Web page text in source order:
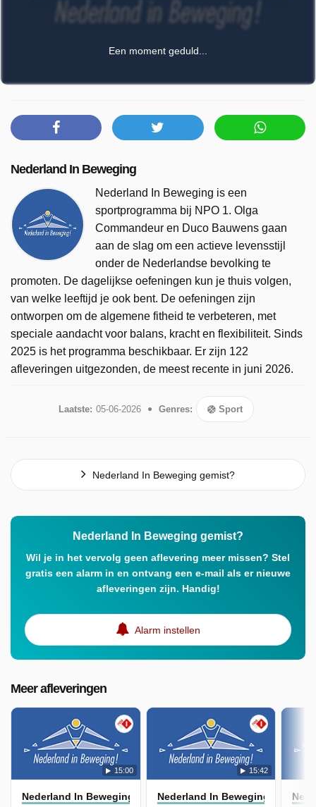
Een moment geduld...
Nederland In Beweging
Nederland In Beweging is een
sportprogramma bij NPO 1. Olga
Commandeur en Duco Bauwens gaan
aan de slag om een actieve levensstijl
onder de Nederlandse bevolking te
promoten. De dagelijkse oefeningen kun je thuis volgen,
van welke leeftijd je ook bent. De oefeningen zijn
ontworpen om de algemene fitheid te verbeteren, met
speciale aandacht voor balans, kracht en flexibiliteit. Sinds
2025 is het programma beschikbaar. Er zijn 122
afleveringen uitgezonden, de meest recente in juni 2026.
Laatste: 05-06-2026 Genres: Sport
Nederland In Beweging gemist?
Nederland In Beweging gemist?
Wil je in het vervolg geen aflevering meer missen? Stel
gratis een alarm in en ontvang een e-mail als er nieuwe
afleveringen zijn. Handig!
Alarm instellen
Meer afleveringen
15:00
Nederland In Beweging
15:42
Nederland In Beweging